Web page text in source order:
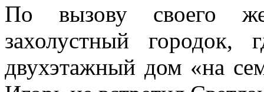
По вызову своего
захолустный городок,
двухэтажный дом «на